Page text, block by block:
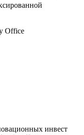
Office
инвест